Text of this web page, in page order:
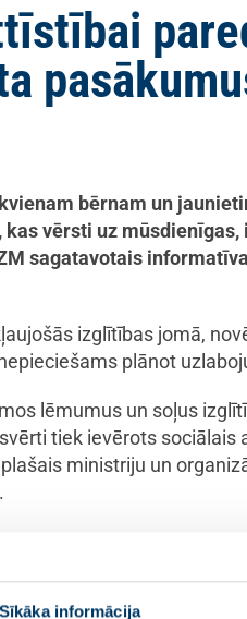
Sīkāka informācija
bērnam un
vērsti uz mūsdienīgas,
sagatavotais
izglītības jomā,
plānot
lēmumus un soļus
tiek ievērots sociālais
ministriju un
vienlīdzīgas iespējas
izglītības stiprināšana
izglītības un zinātnes